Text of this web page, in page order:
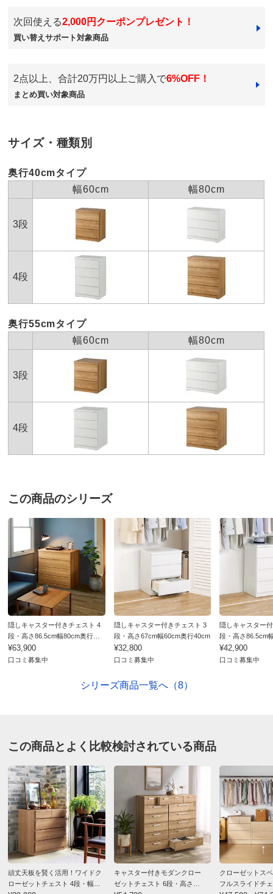
別
※商品1個につき、上記配送料金となります。
組み立て 取付け時間の目安：大人2人で20分以内
※キャスター取付けや、上下・左右の連結など簡単な作
業ですが、大型商品の場合は有料取付けサービスも承り
できません。
約として承ります。
個口数…1
＜個口1＞幅85×奥行60×高さ72cm 重さ37.0kg
お支払い方法 送料について 有料組み立てサービスの説明
■色：（ア） ホワイト（イ）ブラウン
■サイズ：幅80cm奥行55cm高さ67cm
■引き出し内寸(約）：幅70cm奥行48cm高さ14cm
■素材：前面…強化化粧板、天板・側面…化粧合板
■日本製
■配送：2週間前後配送
ディノスのサイズ（家具）
次回使える2,000円クーポンプレゼント！
買い替えサポート対象商品
2点以上、合計20万円以上ご購入で6%OFF！
まとめ買い対象商品
サイズ・種類別
奥行40cmタイプ
幅60cm
幅80cm
3段
4段
奥行55cmタイプ
幅60cm
幅80cm
3段
4段
この商品のシリーズ
隠しキャスター付きチェスト 4
段・高さ86.5cm幅80cm奥行
55cm
¥63,900
口コミ募集中
隠しキャスター付きチェスト 3
段・高さ67cm幅60cm奥行40cm
¥32,800
口コミ募集中
隠しキャスター
段・高さ86.5cm
40cm
¥42,900
口コミ募集中
シリーズ商品一覧へ（8）
この商品とよく比較検討されている商品
頑丈天板を賢く活用！ワイドク
ローゼットチェスト 4段・幅
キャスター付きモダンクロー
ゼットチェスト 6段・高さ
クローゼットス
フルスライドチ